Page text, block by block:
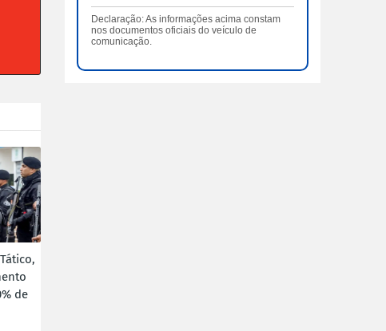
de
Declaração: As informações acima constam
nos documentos oficiais do veículo de
comunicação.